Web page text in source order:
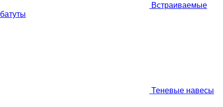
Встраиваемые
батуты
Теневые навесы